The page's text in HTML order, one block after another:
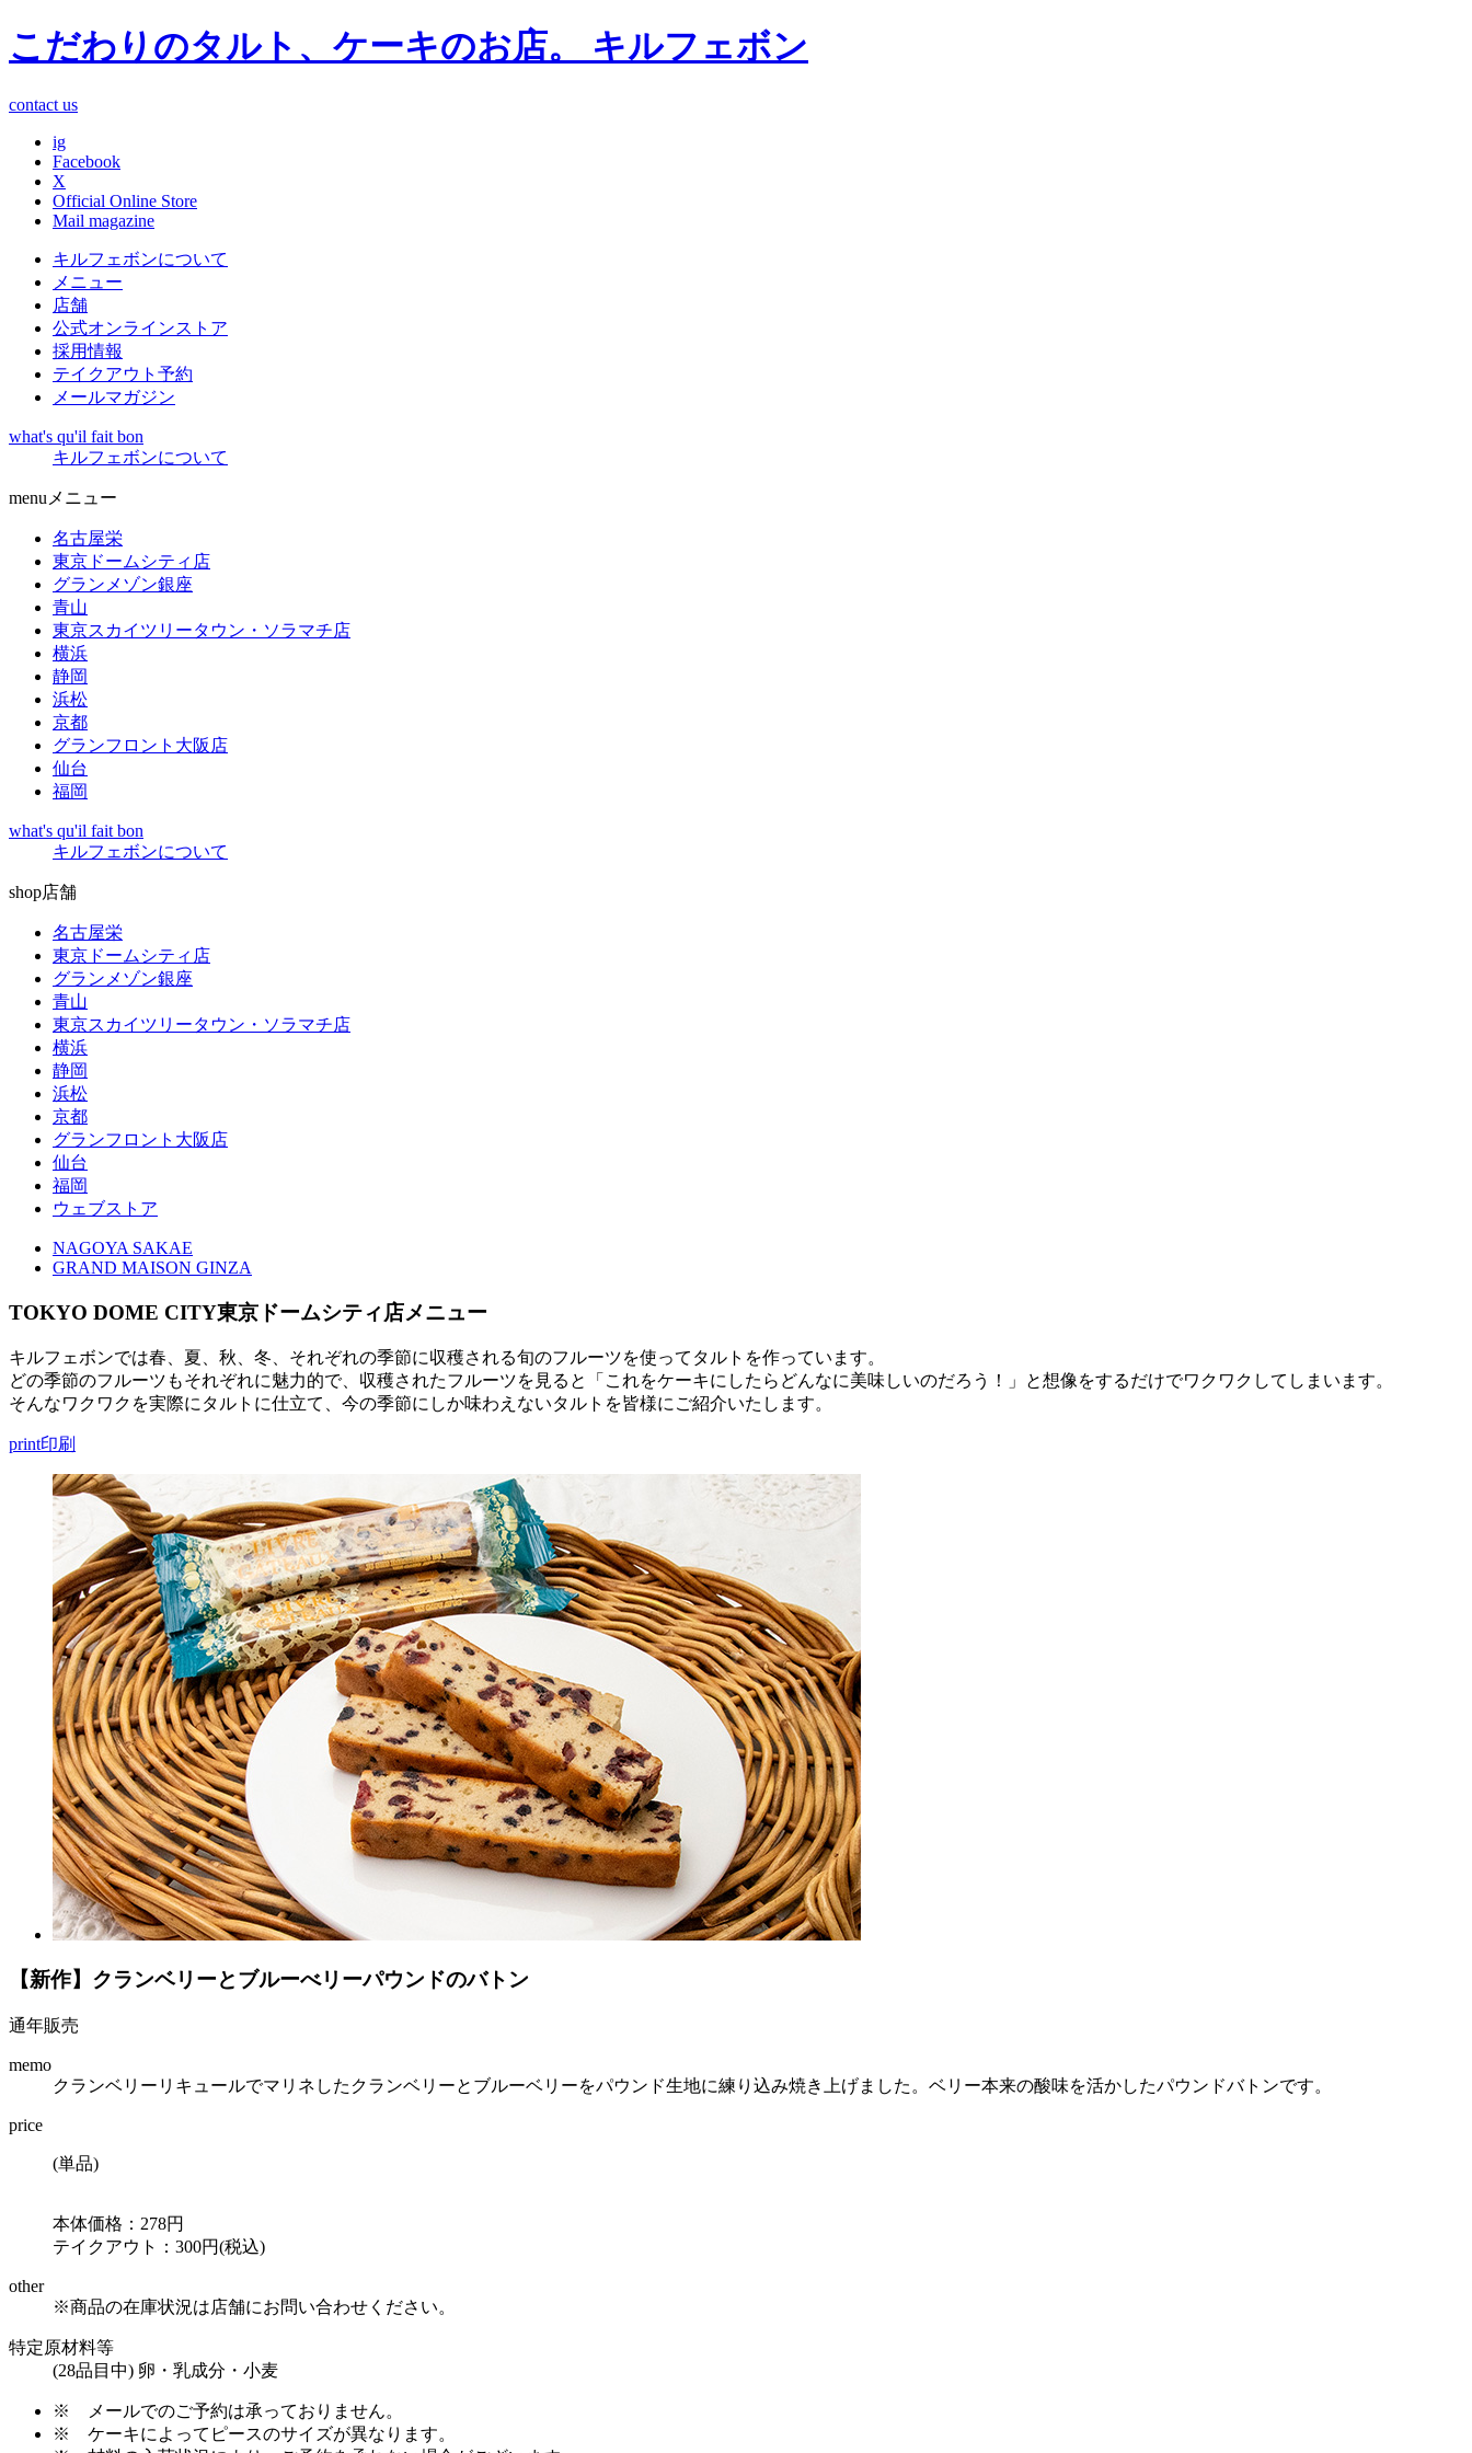
こだわりのタルト、ケーキのお店。 キルフェボン
contact us
ig
Facebook
X
Official Online Store
Mail magazine
キルフェボンについて
メニュー
店舗
公式オンラインストア
採用情報
テイクアウト予約
メールマガジン
what's qu'il fait bon
キルフェボンについて
menu メニュー
名古屋栄
東京ドームシティ店
グランメゾン銀座
青山
東京スカイツリータウン・ソラマチ店
横浜
静岡
浜松
京都
グランフロント大阪店
仙台
福岡
what's qu'il fait bon
キルフェボンについて
shop店舗
名古屋栄
東京ドームシティ店
グランメゾン銀座
青山
東京スカイツリータウン・ソラマチ店
横浜
静岡
浜松
京都
グランフロント大阪店
仙台
福岡
ウェブストア
NAGOYA SAKAE
GRAND MAISON GINZA
TOKYO DOME CITY東京ドームシティ店メニュー
キルフェボンでは春、夏、秋、冬、それぞれの季節に収穫される旬のフルーツを使ってタルトを作っています。
どの季節のフルーツもそれぞれに魅力的で、収穫されたフルーツを見ると「これをケーキにしたらどんなに美味しいのだろう！」と想像をするだけでワクワクしてしまいます。
そんなワクワクを実際にタルトに仕立て、今の季節にしか味わえないタルトを皆様にご紹介いたします。
print印刷
【新作】クランベリーとブルーべリーパウンドのバトン
通年販売
memo
クランベリーリキュールでマリネしたクランベリーとブルーベリーをパウンド生地に練り込み焼き上げました。ベリー本来の酸味を活かしたパウンドバトンです。
price
(単品)
本体価格：278円
テイクアウト：300円(税込)
other
※商品の在庫状況は店舗にお問い合わせください。
特定原材料等
(28品目中) 卵・乳成分・小麦
※
メールでのご予約は承っておりません。
※ ケーキによってピースのサイズが異なります。